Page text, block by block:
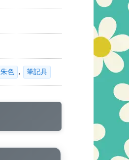
朱色 , 筆記具